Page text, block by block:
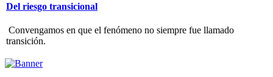
Del riesgo transicional
Convengamos en que el fenómeno no siempre fue llamado
transición.